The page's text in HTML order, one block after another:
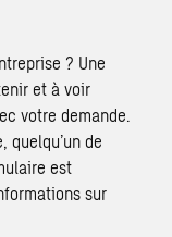
? Une
et à voir
votre demande.
quelqu’un de
est
sur